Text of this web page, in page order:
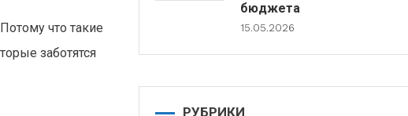
что такие
заботятся
бюджета
15.05.2026
РУБРИКИ